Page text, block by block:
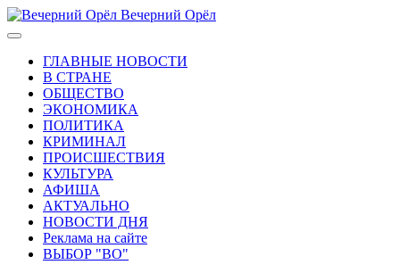
Вечерний Орёл
ГЛАВНЫЕ НОВОСТИ
В СТРАНЕ
ОБЩЕСТВО
ЭКОНОМИКА
ПОЛИТИКА
КРИМИНАЛ
ПРОИСШЕСТВИЯ
КУЛЬТУРА
АФИША
АКТУАЛЬНО
НОВОСТИ ДНЯ
Реклама на сайте
ВЫБОР "ВО"